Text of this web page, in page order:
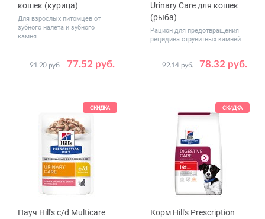
кошек (курица)
Для взрослых питомцев от
зубного налета и зубного
камня
77.52 руб.
91.20 руб.
Вес, кг 1.5 3
Urinary Care для кошек
(рыба)
Рацион для предотвращения
рецидива струвитных камней
78.32 руб.
92.14 руб.
Вес, кг 0.4 1.5 8
СКИДКА
Пауч Hill's c/d Multicare
СКИДКА
Корм Hill's Prescription